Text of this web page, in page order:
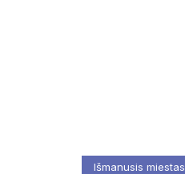
Išmanusis miestas